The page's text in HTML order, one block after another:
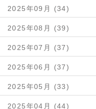
2025年09月 (34)
2025年08月 (39)
2025年07月 (37)
2025年06月 (37)
2025年05月 (33)
2025年04月 (44)